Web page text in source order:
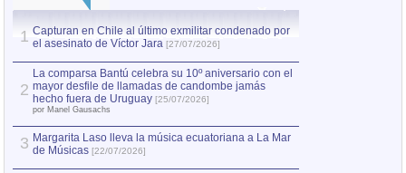
1 Capturan en Chile al último exmilitar condenado por
el asesinato de Víctor Jara [27/07/2026]
2
La comparsa Bantú celebra su 10º aniversario con el
mayor desfile de llamadas de candombe jamás
hecho fuera de Uruguay [25/07/2026]
por Manel Gausachs
3 Margarita Laso lleva la música ecuatoriana a La Mar
de Músicas [22/07/2026]